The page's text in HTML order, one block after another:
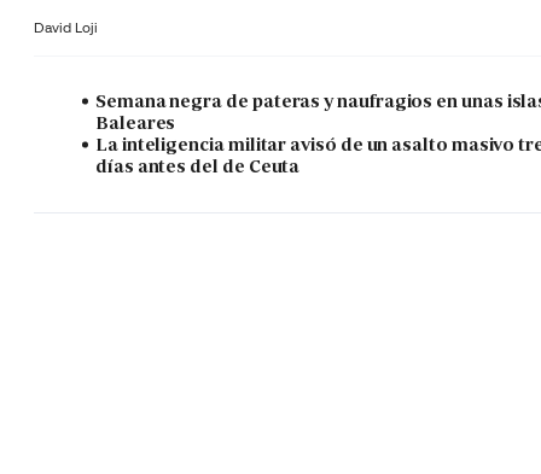
David Loji
Semana negra de pateras y naufragios en unas
Baleares
La inteligencia militar avisó de un asalto masivo
días antes del de Ceuta